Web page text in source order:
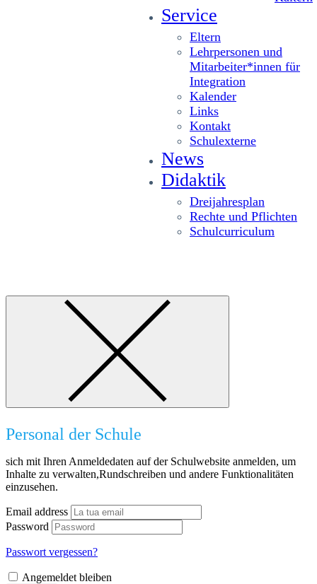
Service
Eltern
Lehrpersonen und
Mitarbeiter*innen für
Integration
Kalender
Links
Kontakt
Schulexterne
News
Didaktik
Dreijahresplan
Rechte und Pflichten
Schulcurriculum
Personal der Schule
sich mit Ihren Anmeldedaten auf der Schulwebsite anmelden, um
Inhalte zu verwalten,Rundschreiben und andere Funktionalitäten
einzusehen.
Email address
Password
Passwort vergessen?
Angemeldet bleiben